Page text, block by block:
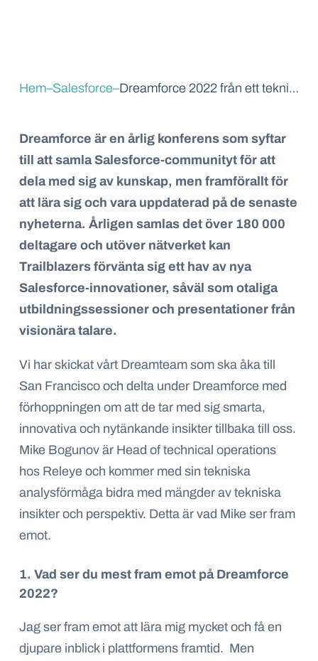
Hem–Salesforce– Dreamforce 2022 från ett tekniskt perspektiv
Dreamforce är en årlig konferens som syftar
till att samla Salesforce-communityt för att
dela med sig av kunskap, men framförallt för
att lära sig och vara uppdaterad på de senaste
nyheterna. Årligen samlas det över 180 000
deltagare och utöver nätverket kan
Trailblazers förvänta sig ett hav av nya
Salesforce-innovationer, såväl som otaliga
utbildningssessioner och presentationer från
visionära talare.
Vi har skickat vårt Dreamteam som ska åka till
San Francisco och delta under Dreamforce med
förhoppningen om att de tar med sig smarta,
innovativa och nytänkande insikter tillbaka till oss.
Mike Bogunov är Head of technical operations
hos Releye och kommer med sin tekniska
analysförmåga bidra med mängder av tekniska
insikter och perspektiv. Detta är vad Mike ser fram
emot.
1. Vad ser du mest fram emot på Dreamforce
2022?
Jag ser fram emot att lära mig mycket och få en
djupare inblick i plattformens framtid. Men